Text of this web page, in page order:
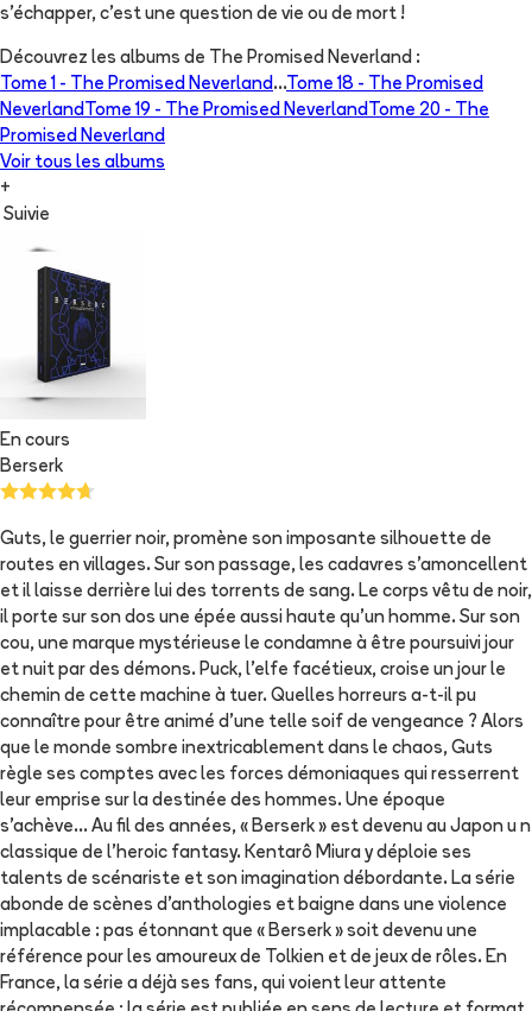
s'échapper, c'est une question de vie ou de mort !
Découvrez les albums de The Promised Neverland :
Tome 1 - The Promised Neverland...Tome 18 - The Promised
Neverland Tome 19 - The Promised Neverland Tome 20 - The
Promised Neverland
Voir tous les albums
+
Suivie
En cours
Berserk
Guts, le guerrier noir, promène son imposante silhouette de
routes en villages. Sur son passage, les cadavres s'amoncellent
et il laisse derrière lui des torrents de sang. Le corps vêtu de noir,
il porte sur son dos une épée aussi haute qu'un homme. Sur son
cou, une marque mystérieuse le condamne à être poursuivi jour
et nuit par des démons. Puck, l'elfe facétieux, croise un jour le
chemin de cette machine à tuer. Quelles horreurs a-t-il pu
connaître pour être animé d'une telle soif de vengeance ? Alors
que le monde sombre inextricablement dans le chaos, Guts
règle ses comptes avec les forces démoniaques qui resserrent
leur emprise sur la destinée des hommes. Une époque
s'achève... Au fil des années, « Berserk » est devenu au Japon u n
classique de l'heroic fantasy. Kentarô Miura y déploie ses
talents de scénariste et son imagination débordante. La série
abonde de scènes d'anthologies et baigne dans une violence
implacable : pas étonnant que « Berserk » soit devenu une
référence pour les amoureux de Tolkien et de jeux de rôles. En
France, la série a déjà ses fans, qui voient leur attente